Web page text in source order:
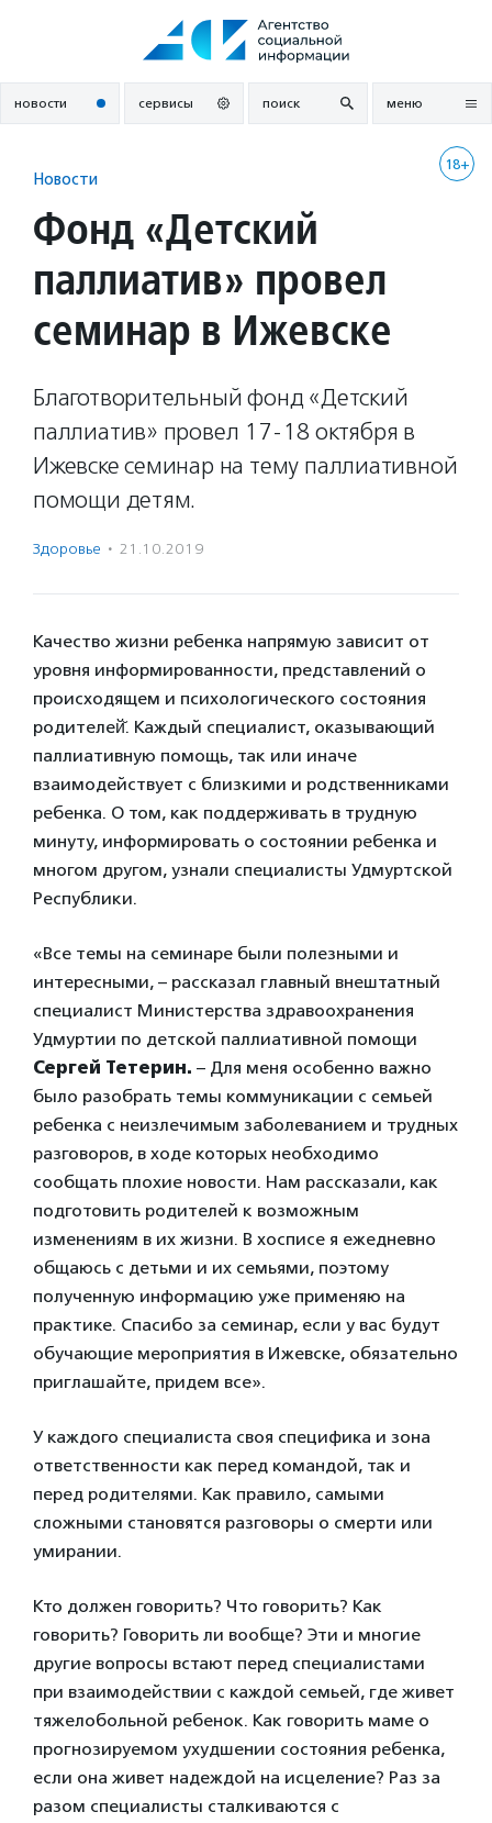
новости сервисы поиск меню
18+
Новости
Фонд «Детский
паллиатив» провел
семинар в Ижевске
Благотворительный фонд «Детский
паллиатив» провел 17-18 октября в
Ижевске семинар на тему паллиативной
помощи детям.
Здоровье · 21.10.2019
Качество жизни ребенка напрямую зависит от
уровня информированности, представлений о
происходящем и психологического состояния
родителей̆. Каждый специалист, оказывающий
паллиативную помощь, так или иначе
взаимодействует с близкими и родственниками
ребенка. О том, как поддерживать в трудную
минуту, информировать о состоянии ребенка и
многом другом, узнали специалисты Удмуртской
Республики.
«Все темы на семинаре были полезными и
интересными, – рассказал главный внештатный
специалист Министерства здравоохранения
Удмуртии по детской паллиативной помощи
Сергей Тетерин. – Для меня особенно важно
было разобрать темы коммуникации с семьей
ребенка с неизлечимым заболеванием и трудных
разговоров, в ходе которых необходимо
сообщать плохие новости. Нам рассказали, как
подготовить родителей к возможным
изменениям в их жизни. В хосписе я ежедневно
общаюсь с детьми и их семьями, поэтому
полученную информацию уже применяю на
практике. Спасибо за семинар, если у вас будут
обучающие мероприятия в Ижевске, обязательно
приглашайте, придем все».
У каждого специалиста своя специфика и зона
ответственности как перед командой, так и
перед родителями. Как правило, самыми
сложными становятся разговоры о смерти или
умирании.
Кто должен говорить? Что говорить? Как
говорить? Говорить ли вообще? Эти и многие
другие вопросы встают перед специалистами
при взаимодействии с каждой семьей, где живет
тяжелобольной ребенок. Как говорить маме о
прогнозируемом ухудшении состояния ребенка,
если она живет надеждой на исцеление? Раз за
разом специалисты сталкиваются с